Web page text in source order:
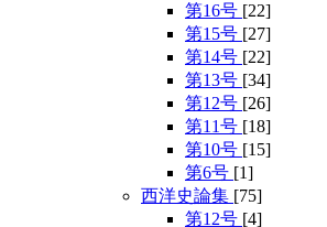
第16号 [22]
第15号 [27]
第14号 [22]
第13号 [34]
第12号 [26]
第11号 [18]
第10号 [15]
第6号 [1]
西洋史論集 [75]
第12号 [4]